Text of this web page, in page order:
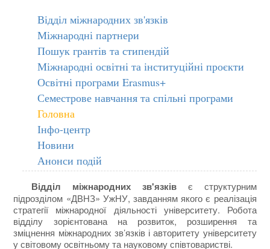
Відділ міжнародних зв'язків
Міжнародні партнери
Пошук грантів та стипендій
Міжнародні освітні та інституційні проєкти
Освітні програми Erasmus+
Семестрове навчання та спільні програми
Головна
Інфо-центр
Новини
Анонси подій
Відділ міжнародних зв'язків є структурним
підрозділом «ДВНЗ» УжНУ, завданням якого є реалізація
стратегії міжнародної діяльності університету. Робота
відділу зорієнтована на розвиток, розширення та
зміцнення міжнародних зв’язків і авторитету університету
у світовому освітньому та науковому співтоваристві.